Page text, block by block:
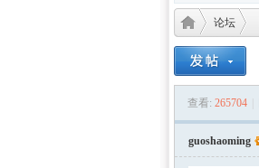
数学»
论坛
›
查看: 265704
guoshaoming